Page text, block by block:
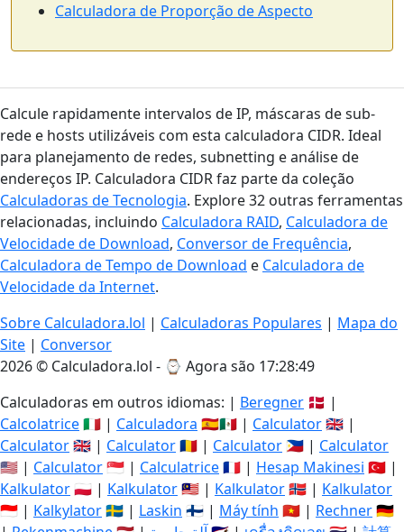
Calculadora de Proporção de Aspecto
Calcule rapidamente intervalos de IP, máscaras de sub-
rede e hosts utilizáveis com esta calculadora CIDR. Ideal
para planejamento de redes, subnetting e análise de
endereços IP. Calculadora CIDR faz parte da coleção
Calculadoras de Tecnologia. Explore 32 outras ferramentas
relacionadas, incluindo Calculadora RAID, Calculadora de
Velocidade de Download, Conversor de Frequência,
Calculadora de Tempo de Download e Calculadora de
Velocidade da Internet.
Sobre Calculadora.lol | Calculadoras Populares | Mapa do
Site | Conversor
2026 © Calculadora.lol - ⌚ Agora são 17:28:49
Calculadoras em outros idiomas: | Beregner 🇩🇰 |
Calcolatrice🇮🇹 | Calculadora 🇪🇸🇲🇽 | Calculator🇬🇧 |
Calculator🇬🇧 | Calculator🇷🇴 | Calculator 🇵🇭 | Calculator
🇺🇸 | Calculator🇸🇬 | Calculatrice🇫🇷 | Hesap Makinesi 🇹🇷 |
Kalkulator🇵🇱 | Kalkulator🇲🇾 | Kalkulator🇳🇴 | Kalkulator
🇮🇩 | Kalkylator🇸🇪 | Laskin 🇫🇮 | Máy tính 🇻🇳 | Rechner🇩🇪